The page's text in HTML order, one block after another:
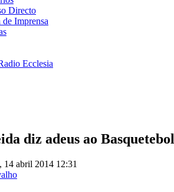
Directo
de Imprensa
Ecclesia
diz adeus ao Basquetebol
14 abril 2014 12:31